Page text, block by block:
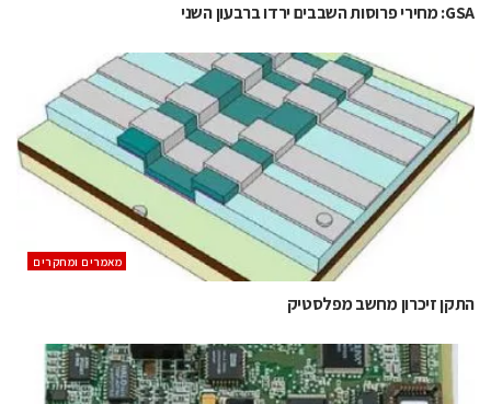
GSA: מחירי פרוסות השבבים ירדו ברבעון השני
מאמרים ומחקרים
התקן זיכרון מחשב מפלסטיק